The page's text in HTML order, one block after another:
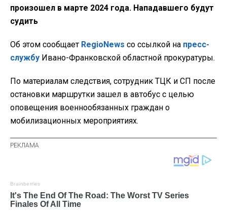
произошел в марте 2024 года. Нападавшего будут
судить
Об этом сообщает RegioNews со ссылкой на пресс-
службу Ивано-Франковской областной прокуратуры.
По материалам следствия, сотрудник ТЦК и СП после
остановки маршрутки зашел в автобус с целью
оповещения военнообязанных граждан о
мобилизационных мероприятиях.